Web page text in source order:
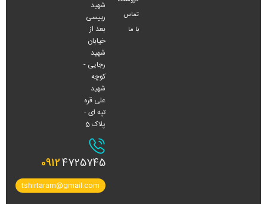
تماس
با ما
شهید
رییسی
بعد از
خیابان
شهید
رجایی -
کوچه
شهید
علی قره
تپه ای -
پلاک 5
09124725745
tshirtaram@gmail.com